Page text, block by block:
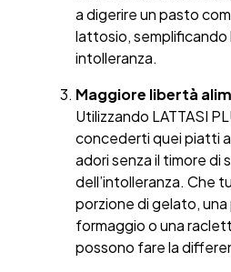
a digerire un pasto
lattosio, semplificando
intolleranza.
Maggiore libertà
Utilizzando LATTASI
concederti quei piatti
adori senza il timore di
dell’intolleranza. Che
porzione di gelato, una
formaggio o una
possono fare la